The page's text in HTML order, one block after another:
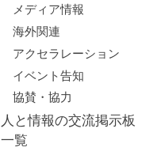
メディア情報
海外関連
アクセラレーション
イベント告知
協賛・協力
人と情報の交流掲示板
一覧